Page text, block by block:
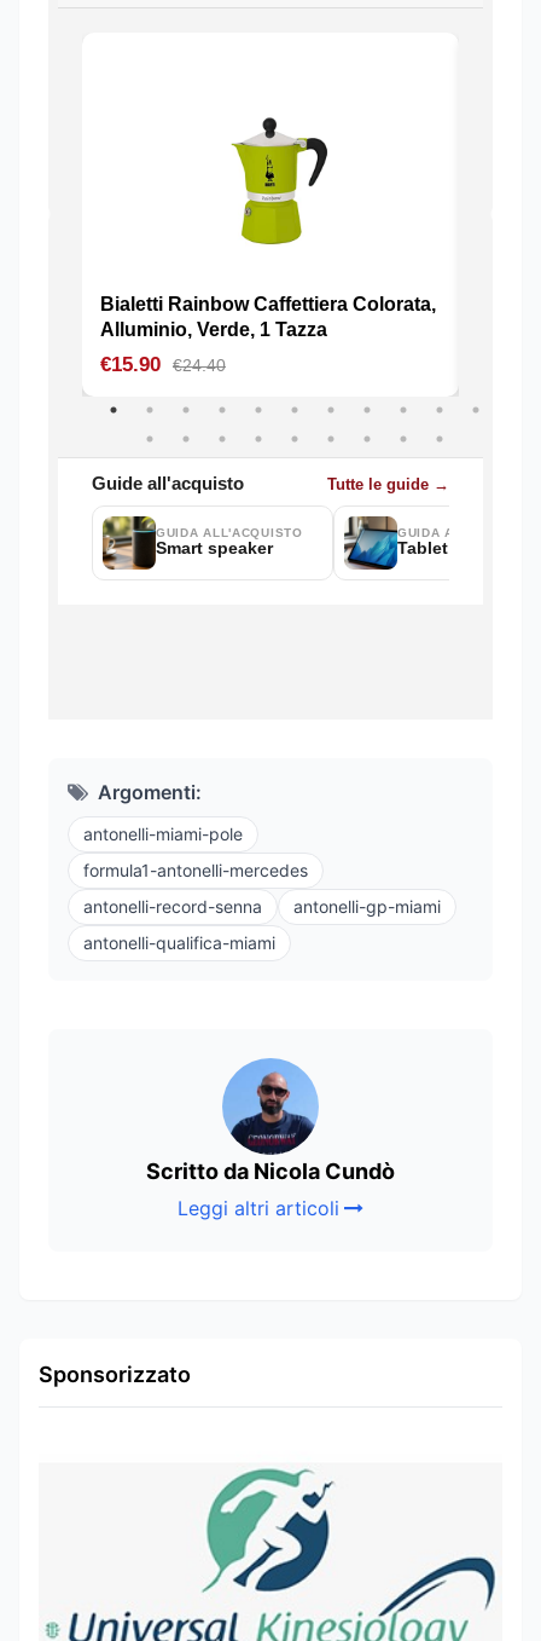
Argomenti:
antonelli-miami-pole
formula1-antonelli-mercedes
antonelli-record-senna
antonelli-gp-miami
antonelli-qualifica-miami
Scritto da Nicola Cundò
Leggi altri articoli
Sponsorizzato